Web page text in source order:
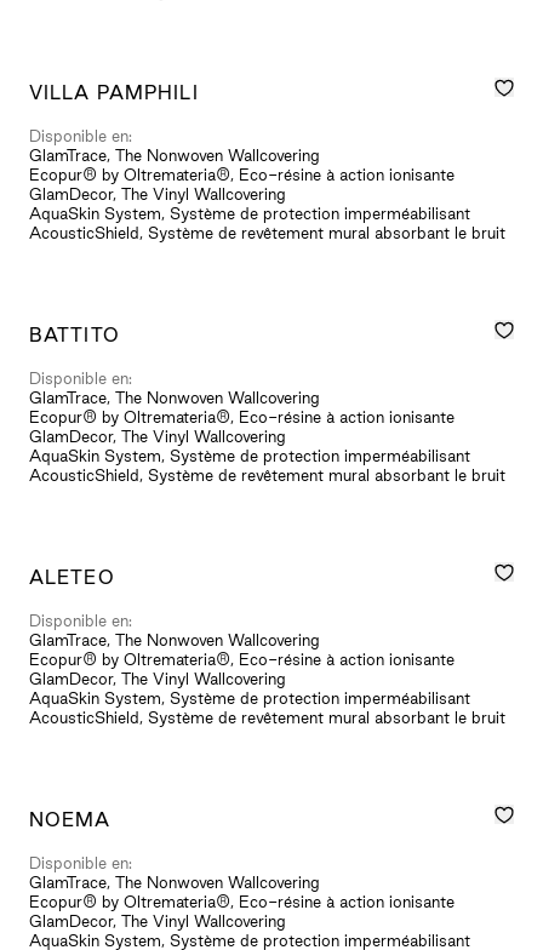
VILLA PAMPHILI
Disponible en:
GlamTrace, The Nonwoven Wallcovering
Ecopur® by Oltremateria®, Eco-résine à action ionisante
GlamDecor, The Vinyl Wallcovering
AquaSkin System, Système de protection imperméabilisant
AcousticShield, Système de revêtement mural absorbant le bruit
BATTITO
Disponible en:
GlamTrace, The Nonwoven Wallcovering
Ecopur® by Oltremateria®, Eco-résine à action ionisante
GlamDecor, The Vinyl Wallcovering
AquaSkin System, Système de protection imperméabilisant
AcousticShield, Système de revêtement mural absorbant le bruit
ALETEO
Disponible en:
GlamTrace, The Nonwoven Wallcovering
Ecopur® by Oltremateria®, Eco-résine à action ionisante
GlamDecor, The Vinyl Wallcovering
AquaSkin System, Système de protection imperméabilisant
AcousticShield, Système de revêtement mural absorbant le bruit
NOEMA
Disponible en:
GlamTrace, The Nonwoven Wallcovering
Ecopur® by Oltremateria®, Eco-résine à action ionisante
GlamDecor, The Vinyl Wallcovering
AquaSkin System, Système de protection imperméabilisant